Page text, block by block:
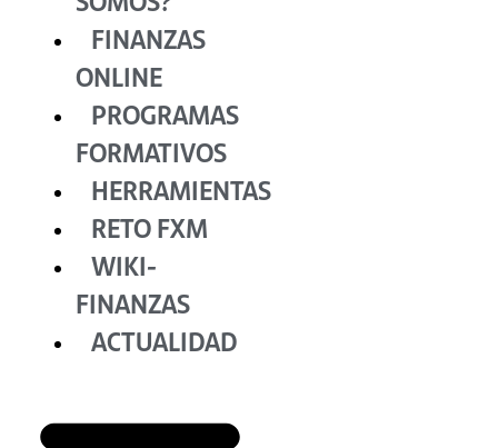
FINANZAS
ONLINE
PROGRAMAS
FORMATIVOS
HERRAMIENTAS
RETO FXM
WIKI-
FINANZAS
ACTUALIDAD